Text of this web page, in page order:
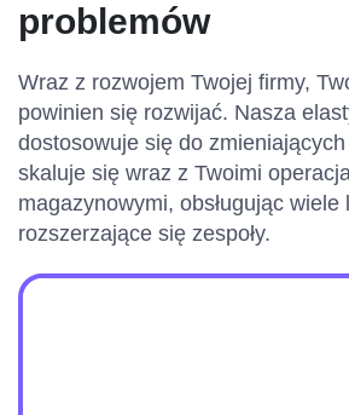
problemów
Wraz z rozwojem Twojej firmy,
powinien się rozwijać. Nasza
dostosowuje się do
skaluje się wraz z Twoimi
magazynowymi, obsługując wiele
rozszerzające się zespoły.